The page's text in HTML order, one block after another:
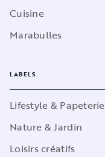
Cuisine
Marabulles
LABELS
Lifestyle & Papeterie
Nature & Jardin
Loisirs créatifs